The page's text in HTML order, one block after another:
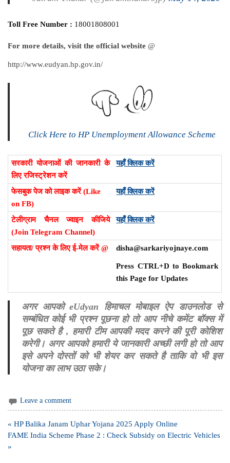
Toll Free Number : 18001808001
For more details, visit the official website @
http://www.eudyan.hp.gov.in/
Click Here to HP Unemployment Allowance Scheme
सरकारी योजनाओं की जानकारी के
लिए रजिस्ट्रेशन करें
यहाँ क्लिक करें
फेसबुक पेज को लाइक करें (Like
on FB)
यहाँ क्लिक करें
टेलीग्राम चैनल ज्वाइन कीजिये
(Join Telegram Channel)
यहाँ क्लिक करें
सहायता/ प्रश्न के लिए ई-मेल करें @ disha@sarkariyojnaye.com
Press CTRL+D to Bookmark
this Page for Updates
अगर आपको eUdyan हिमाचल मोबाइल ऐप डाउनलोड से
सम्बंधित कोई भी प्रश्न पूछना हो तो आप नीचे कमेंट बॉक्स में
पूछ सकते है , हमारी टीम आपकी मदद करने की पूरी कोशिश
करेगी। अगर आपको हमारी ये जानकारी अच्छी लगी हो तो आप
इसे अपने दोस्तों को भी शेयर कर सकते है ताकि वो भी इस
योजना का लाभ उठा सके।
Leave a comment
Post
navigation
« HP Balika Janam Uphar Yojana 2025 Apply Online
FAME India Scheme Phase 2 : Check Subsidy on Electric Vehicles
»